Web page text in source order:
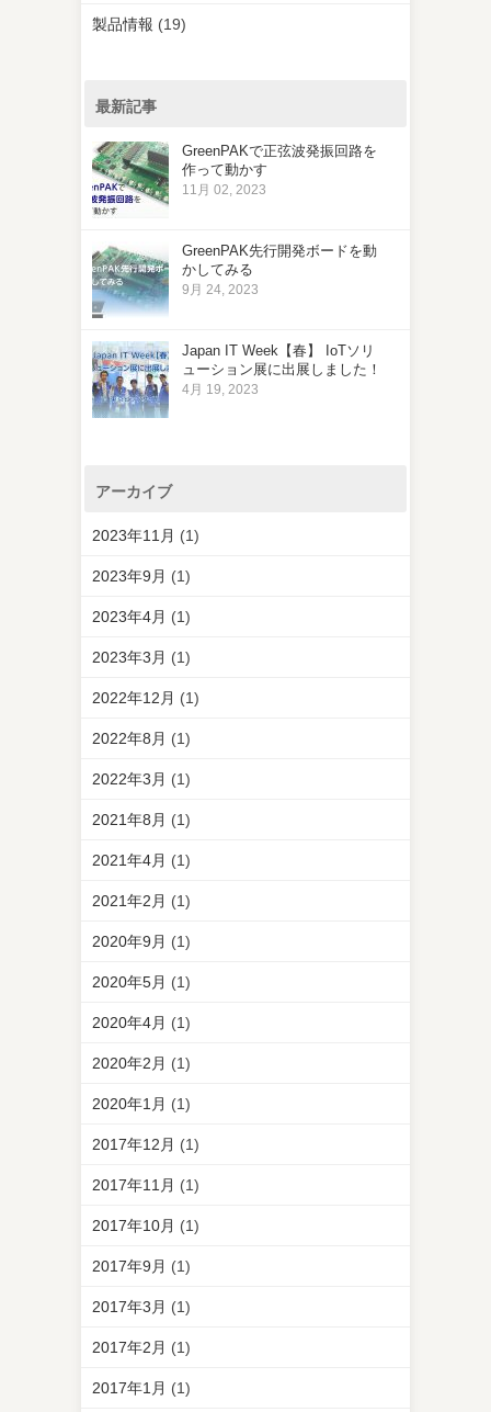
製品情報 (19)
最新記事
GreenPAKで正弦波発振回路を
作って動かす
11月 02, 2023
GreenPAK先行開発ボードを動
かしてみる
9月 24, 2023
Japan IT Week【春】 IoTソリ
ューション展に出展しました！
4月 19, 2023
アーカイブ
2023年11月 (1)
2023年9月 (1)
2023年4月 (1)
2023年3月 (1)
2022年12月 (1)
2022年8月 (1)
2022年3月 (1)
2021年8月 (1)
2021年4月 (1)
2021年2月 (1)
2020年9月 (1)
2020年5月 (1)
2020年4月 (1)
2020年2月 (1)
2020年1月 (1)
2017年12月 (1)
2017年11月 (1)
2017年10月 (1)
2017年9月 (1)
2017年3月 (1)
2017年2月 (1)
2017年1月 (1)